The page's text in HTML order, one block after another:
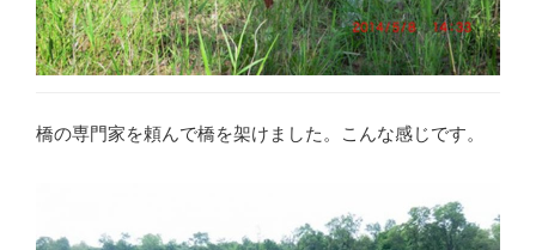
橋の専門家を頼んで橋を架けました。こんな感じです。